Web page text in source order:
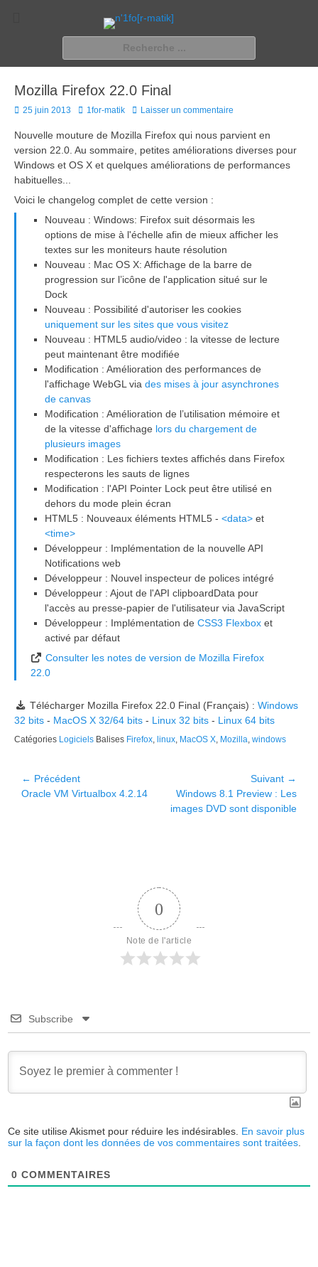
n'1fo[r-matik]
Pour les nymphos d'infos en info…
Mozilla Firefox 22.0 Final
Posted
25 juin 2013 Author
1for-matik Laisser un commentaire
Nouvelle mouture de Mozilla Firefox qui nous parvient en
version 22.0. Au sommaire, petites améliorations diverses pour
Windows et OS X et quelques améliorations de performances
habituelles...
Voici le changelog complet de cette version :
Nouveau : Windows: Firefox suit désormais les
options de mise à l'échelle afin de mieux afficher les
textes sur les moniteurs haute résolution
Nouveau : Mac OS X: Affichage de la barre de
progression sur l’icône de l'application situé sur le
Dock
Nouveau : Possibilité d'autoriser les cookies
uniquement sur les sites que vous visitez
Nouveau : HTML5 audio/video : la vitesse de lecture
peut maintenant être modifiée
Modification : Amélioration des performances de
l'affichage WebGL via des mises à jour asynchrones
de canvas
Modification : Amélioration de l’utilisation mémoire et
de la vitesse d'affichage lors du chargement de
plusieurs images
Modification : Les fichiers textes affichés dans Firefox
respecterons les sauts de lignes
Modification : l'API Pointer Lock peut être utilisé en
dehors du mode plein écran
HTML5 : Nouveaux éléments HTML5 - <data>et
<time>
Développeur : Implémentation de la nouvelle API
Notifications web
Développeur : Nouvel inspecteur de polices intégré
Développeur : Ajout de l'API clipboardData pour
l'accès au presse-papier de l'utilisateur via JavaScript
Développeur : Implémentation de CSS3 Flexboxet
activé par défaut
Consulter les notes de version de Mozilla Firefox
22.0
Télécharger Mozilla Firefox 22.0 Final (Français) : Windows
32 bits - MacOS X 32/64 bits - Linux 32 bits - Linux 64 bits
Catégories Logiciels Balises Firefox linux MacOS X Mozilla windows
Navigation
de
← Précédent
Article
Oracle VM Virtualbox 4.2.14
Suivant →
Article
suivant :
Windows 8.1 Preview : Les
images DVD sont disponible
0
Note de l'article
Subscribe
Ce site utilise Akismet pour réduire les indésirables. En savoir plus
sur la façon dont les données de vos commentaires sont traitées
0 COMMENTAIRES